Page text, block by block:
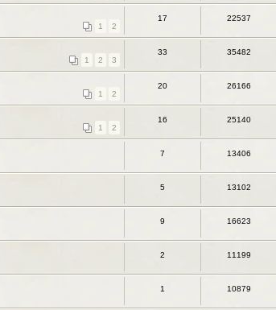
1 2
17 22537
1 2 3
33 35482
1 2
20 26166
1 2
16 25140
7 13406
5 13102
9 16623
2 11199
1 10879